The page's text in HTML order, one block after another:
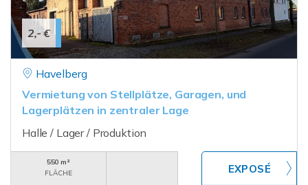
2,- €
Havelberg
Vermietung von Stellplätze, Garagen, und
Lagerplätzen in zentraler Lage
Halle / Lager / Produktion
550 m²
FLÄCHE